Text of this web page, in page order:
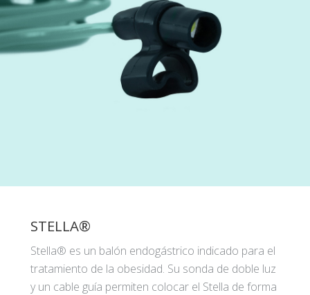
STELLA®
Stella® es un balón endogástrico indicado para el
tratamiento de la obesidad. Su sonda de doble luz
y un cable guía permiten colocar el Stella de forma